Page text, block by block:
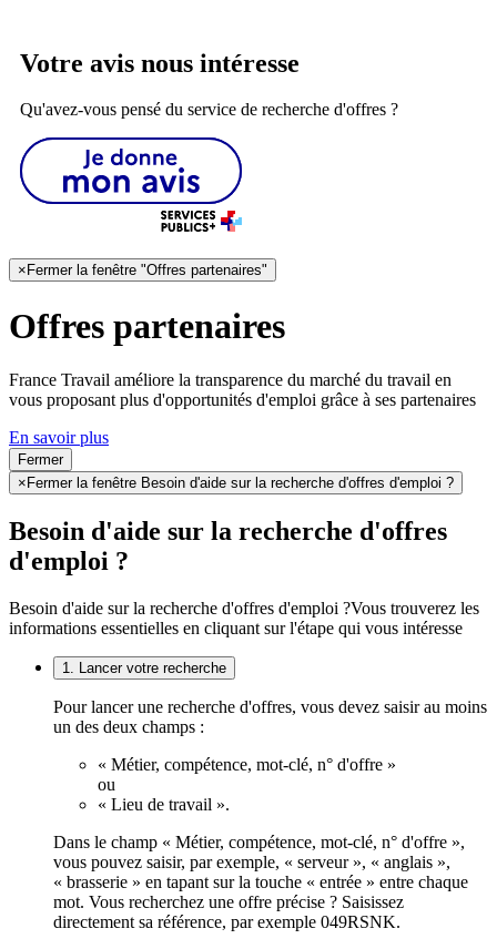
Votre avis nous intéresse
Qu'avez-vous pensé du service de recherche d'offres ?
× Fermer la fenêtre "Offres partenaires"
Offres partenaires
France Travail améliore la transparence du marché du travail en
vous proposant plus d'opportunités d'emploi grâce à ses partenaires
En savoir plus
Fermer
× Fermer la fenêtre Besoin d'aide sur la recherche d'offres d'emploi ?
Besoin d'aide sur la recherche d'offres
d'emploi ?
Besoin d'aide sur la recherche d'offres d'emploi ?Vous trouverez les
informations essentielles en cliquant sur l'étape qui vous intéresse
1. Lancer votre recherche
Pour lancer une recherche d'offres, vous devez saisir au moins
un des deux champs :
« Métier, compétence, mot-clé, n° d'offre »
ou
« Lieu de travail ».
Dans le champ « Métier, compétence, mot-clé, n° d'offre »,
vous pouvez saisir, par exemple, « serveur », « anglais »,
« brasserie » en tapant sur la touche « entrée » entre chaque
mot. Vous recherchez une offre précise ? Saisissez
directement sa référence, par exemple 049RSNK.